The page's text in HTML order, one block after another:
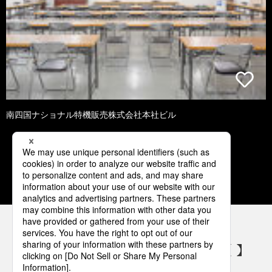
南四国ナショナル特機販売株式会社本社ビル
1 2 3 4 5
パナソニックの電気設備 SNSアカウント